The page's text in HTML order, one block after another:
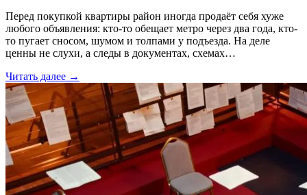
Перед покупкой квартиры район иногда продаёт себя хуже
любого объявления: кто-то обещает метро через два года, кто-
то пугает сносом, шумом и толпами у подъезда. На деле
ценны не слухи, а следы в документах, схемах…
Читать далее →